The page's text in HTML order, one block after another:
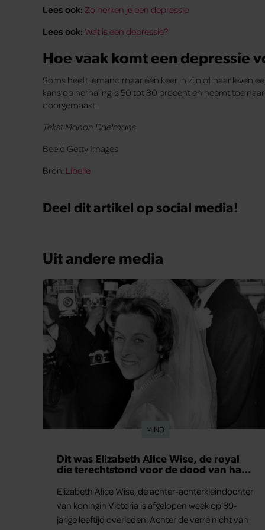
Lees ook: Zo herken je een depressie
Lees ook: Wat is een depressie?
Hoe vaak komt een depressie
Soms heeft iemand maar één keer in zijn of haar leven
kans op herhaling is 50 tot 80 procent en neemt toe
doorgemaakt.
Tekst Manon Daelmans
Beeld Getty Images
Bron: Libelle
Deel dit artikel op social media!
Uit andere media
MIND
Dit was Elizabeth Alice Wise, de royal
die terechtstond voor de dood van haar
Elizabeth Alice Wise, de achter-achterkleindochter
van koningin Victoria is afgelopen week op 89-
jarige leeftijd overleden. Achter de verre nicht van